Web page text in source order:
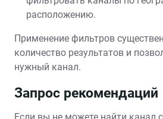
расположению.
Применение фильтров
количество результатов и
нужный канал.
Запрос рекомендаций